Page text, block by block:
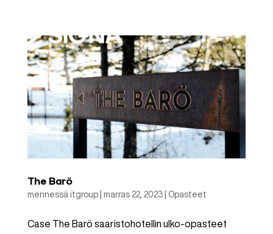
The Barö
mennessä itgroup| marras 22, 2023| Opasteet
Case The Barö saaristohotellin ulko-opasteet